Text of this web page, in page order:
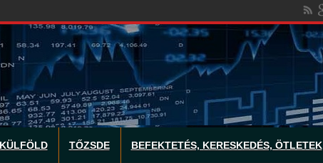
KÜLFÖLD TŐZSDE BEFEKTETÉS, KERESKEDÉS, ÖTLETEK